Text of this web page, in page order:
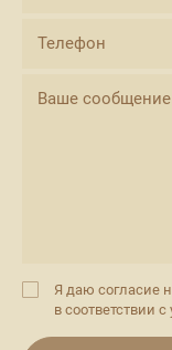
Я даю согласие
в соответствии